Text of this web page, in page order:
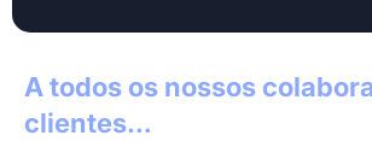
A todos os nossos
clientes…